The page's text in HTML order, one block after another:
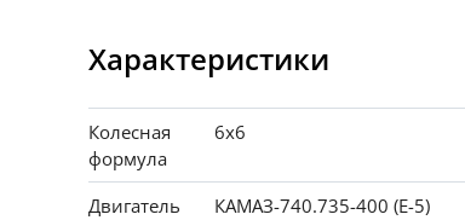
Характеристики
Колесная
формула
6х6
Двигатель
КАМАЗ-740.735-400 (Е-5)